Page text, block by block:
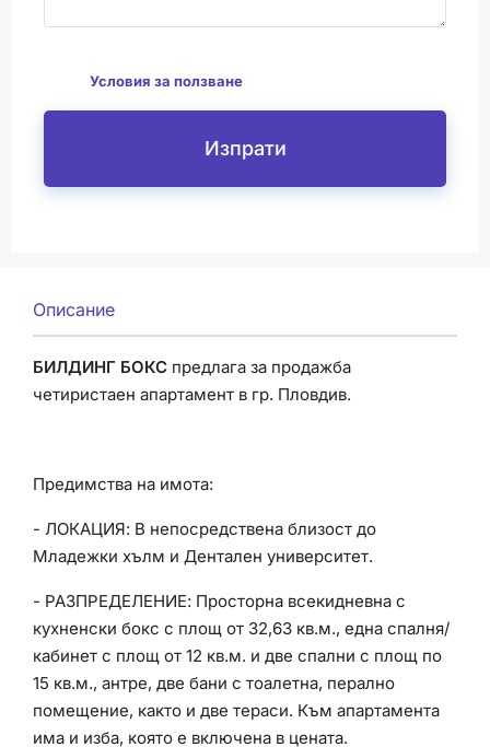
Условия за ползване
Изпрати
Описание
БИЛДИНГ БОКС предлага за продажба
четиристаен апартамент в гр. Пловдив.
Предимства на имота:
- ЛОКАЦИЯ: В непосредствена близост до
Младежки хълм и Дентален университет.
- РАЗПРЕДЕЛЕНИЕ: Просторна всекидневна с
кухненски бокс с площ от 32,63 кв.м., една спалня/
кабинет с площ от 12 кв.м. и две спални с площ по
15 кв.м., антре, две бани с тоалетна, перално
помещение, както и две тераси. Към апартамента
има и изба, която е включена в цената.